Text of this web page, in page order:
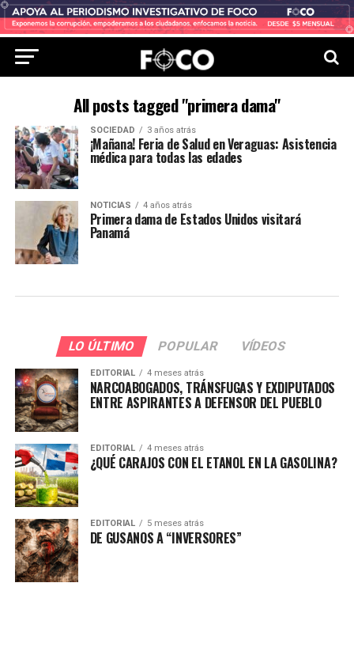
All posts tagged "primera dama"
SOCIEDAD 3 años atrás
¡Mañana! Feria de Salud en Veraguas: Asistencia
médica para todas las edades
NOTICIAS 4 años atrás
Primera dama de Estados Unidos visitará
Panamá
LO ÚLTIMO POPULAR VÍDEOS
EDITORIAL 4 meses atrás
NARCOABOGADOS, TRÁNSFUGAS Y EXDIPUTADOS
ENTRE ASPIRANTES A DEFENSOR DEL PUEBLO
EDITORIAL 4 meses atrás
¿QUÉ CARAJOS CON EL ETANOL EN LA GASOLINA?
EDITORIAL 5 meses atrás
DE GUSANOS A “INVERSORES”